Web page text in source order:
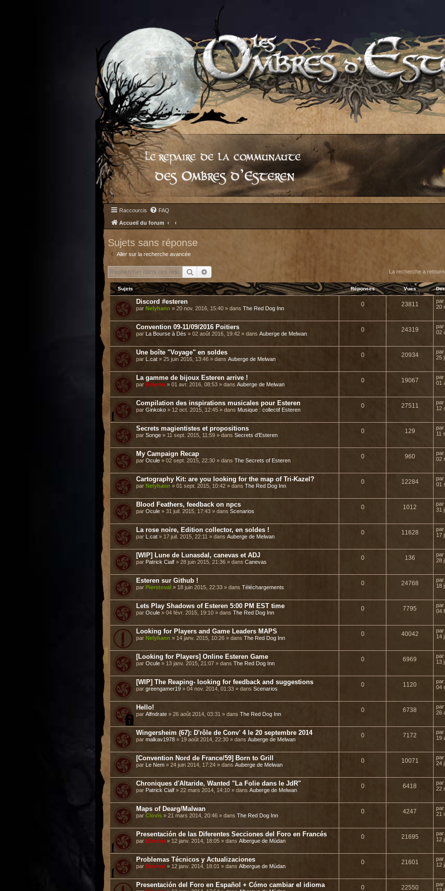
Raccourcis FAQ
Accueil du forum
Sujets sans réponse
Aller sur la recherche avancée
Rechercher La recherche a
Sujets Réponses Vues
Discord #esteren
par Nelyhann » 20 nov. 2016, 15:40 » dans The Red Dog Inn
0 23811 par
20
Convention 09-11/09/2016 Poitiers
par La Bourse à Dés » 02 août 2016, 19:42 » dans Auberge de Melwan
0 24319 par
02
Une boîte "Voyage" en soldes
par L.cat » 25 juin 2016, 13:46 » dans Auberge de Melwan
0 20934 par
25
La gamme de bijoux Esteren arrive !
par Esteren » 01 avr. 2016, 08:53 » dans Auberge de Melwan
0 19067 par
01
Compilation des inspirations musicales pour Esteren
par Ginkoko » 12 oct. 2015, 12:45 » dans Musique : collectif Esteren
0 27511 par
12
Secrets magientistes et propositions
par Songe » 11 sept. 2015, 11:59 » dans Secrets d'Esteren
0 129 par
11
My Campaign Recap
par Ocule » 02 sept. 2015, 22:30 » dans The Secrets of Esteren
0 960 par
02
Cartography Kit: are you looking for the map of Tri-Kazel?
par Nelyhann » 01 sept. 2015, 10:42 » dans The Red Dog Inn
0 12284 par
01
Blood Feathers, feedback on npcs
par Ocule » 31 juil. 2015, 17:43 » dans Scenarios
0 1012 par
31
La rose noire, Edition collector, en soldes !
par L.cat » 17 juil. 2015, 22:11 » dans Auberge de Melwan
0 11628 par
17
[WIP] Lune de Lunasdal, canevas et ADJ
par Patrick Cialf » 28 juin 2015, 21:36 » dans Canevas
0 136 par
28
Esteren sur Github !
par Pierstoval » 18 juin 2015, 22:33 » dans Téléchargements
0 24768 par
18
Lets Play Shadows of Esteren 5:00 PM EST time
par Ocule » 04 févr. 2015, 19:10 » dans The Red Dog Inn
0 7795 par
04
Looking for Players and Game Leaders MAPS
par Nelyhann » 14 janv. 2015, 10:26 » dans The Red Dog Inn
0 40042 par
14
[Looking for Players] Online Esteren Game
par Ocule » 13 janv. 2015, 21:07 » dans The Red Dog Inn
0 6969 par
13
[WIP] The Reaping- looking for feedback and suggestions
par greengamer19 » 04 nov. 2014, 01:33 » dans Scenarios
0 1120 par
04
Hello!
par Alfndrate » 26 août 2014, 03:31 » dans The Red Dog Inn
0 6738 par
26
Wingersheim (67): D'rôle de Conv' 4 le 20 septembre 2014
par malkav1978 » 19 août 2014, 22:30 » dans Auberge de Melwan
0 7172 par
19
[Convention Nord de France/59] Born to Grill
par Le Nem » 24 juin 2014, 17:24 » dans Auberge de Melwan
0 10071 par
24
Chroniques d'Altaride, Wanted "La Folie dans le JdR"
par Patrick Cialf » 22 mars 2014, 14:10 » dans Auberge de Melwan
0 6418 par
22
Maps of Dearg/Malwan
par Clovis » 21 mars 2014, 20:46 » dans The Red Dog Inn
0 4247 par
21
Presentación de las Diferentes Secciones del Foro en Francés
par Esteren » 12 janv. 2014, 18:05 » dans Albergue de Mùdan
0 21695 par
12
Problemas Técnicos y Actualizaciones
par Esteren » 12 janv. 2014, 18:01 » dans Albergue de Mùdan
0 21601 par
12
Presentación del Foro en Español + Cómo cambiar el idioma 0 22550 par
12